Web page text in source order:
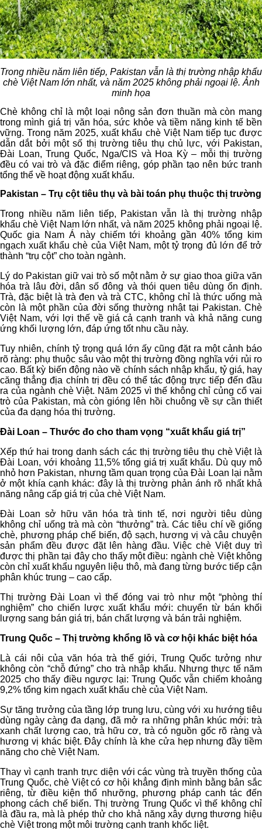
Trong nhiều năm liên tiếp, Pakistan vẫn là thị trường nhập khẩu
chè Việt Nam lớn nhất, và năm 2025 không phải ngoại lệ. Ảnh
minh họa
Chè không chỉ là một loại nông sản đơn thuần mà còn mang
trong mình giá trị văn hóa, sức khỏe và tiềm năng kinh tế bền
vững. Trong năm 2025, xuất khẩu chè Việt Nam tiếp tục được
dẫn dắt bởi một số thị trường tiêu thụ chủ lực, với Pakistan,
Đài Loan, Trung Quốc, Nga/CIS và Hoa Kỳ – mỗi thị trường
đều có vai trò và đặc điểm riêng, góp phần tạo nên bức tranh
tổng thể về hoạt động xuất khẩu.
Pakistan – Trụ cột tiêu thụ và bài toán phụ thuộc thị trường
Trong nhiều năm liên tiếp, Pakistan vẫn là thị trường nhập
khẩu chè Việt Nam lớn nhất, và năm 2025 không phải ngoại lệ.
Quốc gia Nam Á này chiếm tới khoảng gần 40% tổng kim
ngạch xuất khẩu chè của Việt Nam, một tỷ trọng đủ lớn để trở
thành “trụ cột” cho toàn ngành.
Lý do Pakistan giữ vai trò số một nằm ở sự giao thoa giữa văn
hóa trà lâu đời, dân số đông và thói quen tiêu dùng ổn định.
Trà, đặc biệt là trà đen và trà CTC, không chỉ là thức uống mà
còn là một phần của đời sống thường nhật tại Pakistan. Chè
Việt Nam, với lợi thế về giá cả cạnh tranh và khả năng cung
ứng khối lượng lớn, đáp ứng tốt nhu cầu này.
Tuy nhiên, chính tỷ trọng quá lớn ấy cũng đặt ra một cảnh báo
rõ ràng: phụ thuộc sâu vào một thị trường đồng nghĩa với rủi ro
cao. Bất kỳ biến động nào về chính sách nhập khẩu, tỷ giá, hay
căng thẳng địa chính trị đều có thể tác động trực tiếp đến đầu
ra của ngành chè Việt. Năm 2025 vì thế không chỉ củng cố vai
trò của Pakistan, mà còn gióng lên hồi chuông về sự cần thiết
của đa dạng hóa thị trường.
Đài Loan – Thước đo cho tham vọng “xuất khẩu giá trị”
Xếp thứ hai trong danh sách các thị trường tiêu thụ chè Việt là
Đài Loan, với khoảng 11,5% tổng giá trị xuất khẩu. Dù quy mô
nhỏ hơn Pakistan, nhưng tầm quan trọng của Đài Loan lại nằm
ở một khía cạnh khác: đây là thị trường phản ánh rõ nhất khả
năng nâng cấp giá trị của chè Việt Nam.
Đài Loan sở hữu văn hóa trà tinh tế, nơi người tiêu dùng
không chỉ uống trà mà còn “thưởng” trà. Các tiêu chí về giống
chè, phương pháp chế biến, độ sạch, hương vị và câu chuyện
sản phẩm đều được đặt lên hàng đầu. Việc chè Việt duy trì
được thị phần tại đây cho thấy một điều: ngành chè Việt không
còn chỉ xuất khẩu nguyên liệu thô, mà đang từng bước tiếp cận
phân khúc trung – cao cấp.
Thị trường Đài Loan vì thế đóng vai trò như một “phòng thí
nghiệm” cho chiến lược xuất khẩu mới: chuyển từ bán khối
lượng sang bán giá trị, bán chất lượng và bán trải nghiệm.
Trung Quốc – Thị trường khổng lồ và cơ hội khác biệt hóa
Là cái nôi của văn hóa trà thế giới, Trung Quốc tưởng như
không còn “chỗ đứng” cho trà nhập khẩu. Nhưng thực tế năm
2025 cho thấy điều ngược lại: Trung Quốc vẫn chiếm khoảng
9,2% tổng kim ngạch xuất khẩu chè của Việt Nam.
Sự tăng trưởng của tầng lớp trung lưu, cùng với xu hướng tiêu
dùng ngày càng đa dạng, đã mở ra những phân khúc mới: trà
xanh chất lượng cao, trà hữu cơ, trà có nguồn gốc rõ ràng và
hương vị khác biệt. Đây chính là khe cửa hẹp nhưng đầy tiềm
năng cho chè Việt Nam.
Thay vì cạnh tranh trực diện với các vùng trà truyền thống của
Trung Quốc, chè Việt có cơ hội khẳng định mình bằng bản sắc
riêng, từ điều kiện thổ nhưỡng, phương pháp canh tác đến
phong cách chế biến. Thị trường Trung Quốc vì thế không chỉ
là đầu ra, mà là phép thử cho khả năng xây dựng thương hiệu
chè Việt trong một môi trường cạnh tranh khốc liệt.